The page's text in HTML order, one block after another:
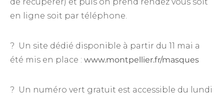
en ligne soit par téléphone.
? Un site dédié disponible à partir du 11 mai a
été mis en place : www.montpellier.fr/masques
? Un numéro vert gratuit est accessible du lundi